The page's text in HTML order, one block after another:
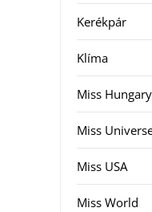
Kerékpár
Klíma
Miss Hungary
Miss
Miss USA
Miss World